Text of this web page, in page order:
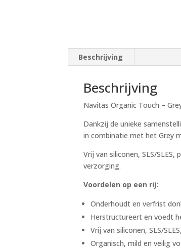
Beschrijving
Beschrijving
Navitas Organic Touch –
Dankzij de unieke
in combinatie met het Grey
Vrij van siliconen, SLS/
verzorging.
Voordelen op een rij:
Onderhoudt en verfrist
Herstructureert en voedt
Vrij van siliconen, SLS/
Organisch, mild en veilig